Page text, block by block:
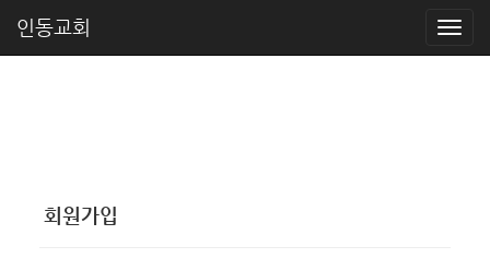
인동교회
회원가입